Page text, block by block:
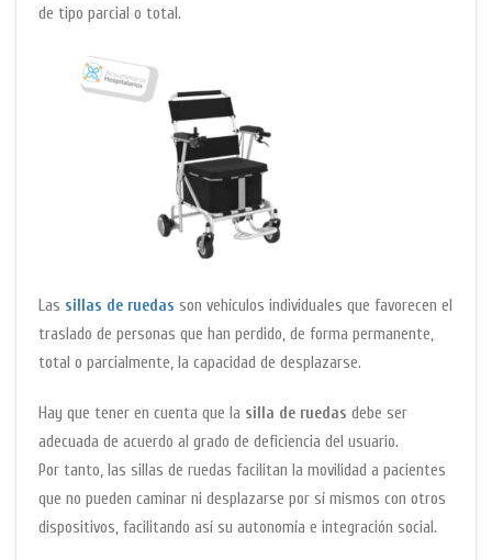
de tipo parcial o total.
Las sillas de ruedas son vehículos individuales que favorecen el
traslado de personas que han perdido, de forma permanente,
total o parcialmente, la capacidad de desplazarse.
Hay que tener en cuenta que la silla de ruedas debe ser
adecuada de acuerdo al grado de deficiencia del usuario.
Por tanto, las sillas de ruedas facilitan la movilidad a pacientes
que no pueden caminar ni desplazarse por sí mismos con otros
dispositivos, facilitando así su autonomía e integración social.